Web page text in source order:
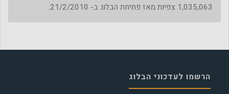
1,035,063 צפיות מאז פתיחת הבלוג ב- 21/2/2010.
הרשמו לעדכוני הבלוג